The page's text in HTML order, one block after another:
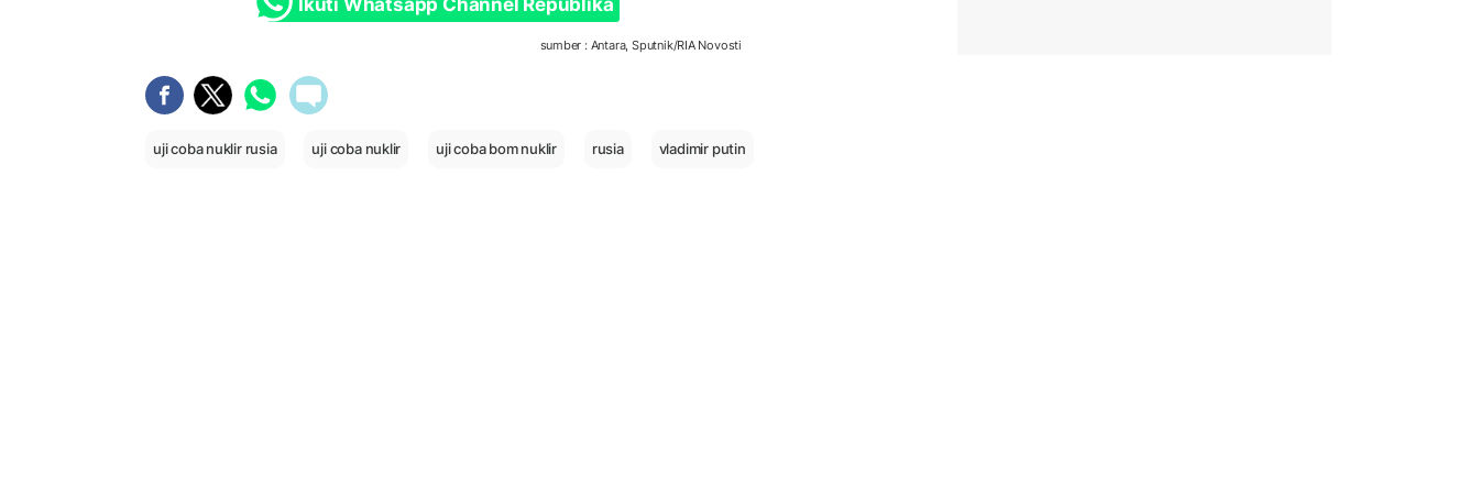
sumber : Antara, Sputnik/RIA Novosti
uji coba nuklir rusia uji coba nuklir uji coba bom nuklir rusia vladimir putin